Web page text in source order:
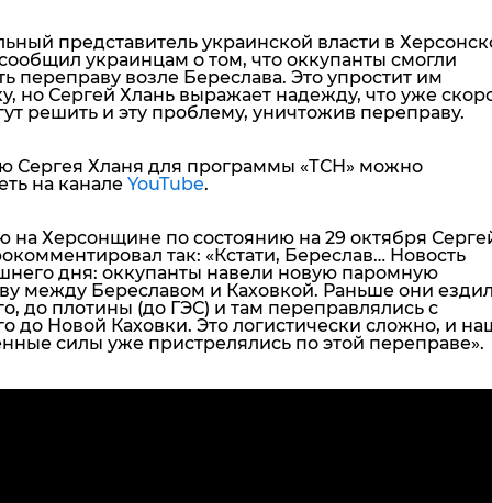
представитель украинской власти в
украинцам о том, что оккупанты смогли
переправу возле Береслава. Это упростит им
но Сергей Хлань выражает надежду, что уже
решить и эту проблему, уничтожив переправу.
Сергея Хланя для программы «ТСН» можно
на канале YouTube.
на Херсонщине по состоянию на 29 октября
так: «Кстати, Береслав… Новость
дня: оккупанты навели новую паромную
между Береславом и Каховкой. Раньше они
до плотины (до ГЭС) и там переправлялись с
до Новой Каховки. Это логистически сложно, и
силы уже пристрелялись по этой переправе».